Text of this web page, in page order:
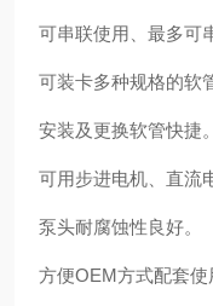
可串联使用、最多可
可装卡多种规格的软
安装及更换软管快捷。
可用步进电机、直流
泵头耐腐蚀性良好。
方便OEM方式配套使